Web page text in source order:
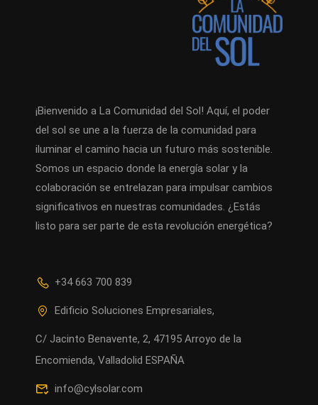
¡Bienvenido a La Comunidad del Sol! Aquí, el poder
del sol se une a la fuerza de la comunidad para
iluminar el camino hacia un futuro más sostenible.
Somos un espacio donde la energía solar y la
colaboración se entrelazan para impulsar cambios
significativos en nuestras comunidades. ¿Estás
listo para ser parte de esta revolución energética?
+34 663 700 839
Edificio Soluciones Empresariales,
C/ Jacinto Benavente, 2, 47195 Arroyo de la
Encomienda, Valladolid ESPAÑA
info@cylsolar.com